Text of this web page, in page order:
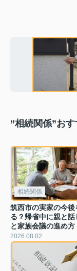
”相続関係”お
相続関係
筑西市の実家の今後
る？帰省中に親と
と家族会議の進め方
2026.08.02